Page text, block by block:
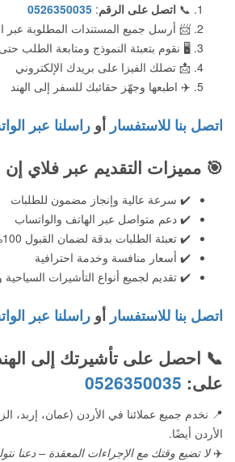
📞 اتصل على الرقم:
0526350035
📨 أرسل جميع المستندات المطلوبة عبر
🖥️ نقوم بتعبئة النموذج ومتابعة الطلب
📩 تصلك الفيزا على بريدك الإلكتروني
✈️ اطبعها وجهّز حقائبك للسفر إلى الهند
اتصل بنا للاستفسار أو راسلنا عبر
🎯 مميزات التقديم عبر فلاي إن
✔️ سرعة عالية وإنجاز مضمون للطلبات
✔️ دعم متواصل عبر الهاتف والواتساب
✔️ تعبئة الطلبات بدقة لضمان القبول 100%
✔️ أسعار منافسة وخدمة احترافية
✔️ تقديم لجميع أنواع التأشيرات السياحية
اتصل بنا للاستفسار أو راسلنا عبر
📞 احصل على تأشيرتك إلى
على: 0526350035
📍 نخدم جميع عملائنا في الأردن (عمان، إربد،
الأردن أيضًا.
✈️لا تضيع وقتك مع الإجراءات المعقدة – دعنا